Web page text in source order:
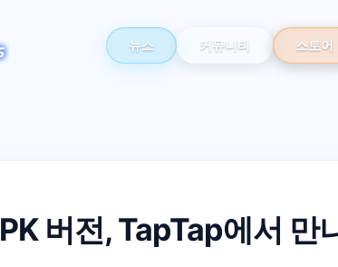
뉴스 커뮤니티 스토어
버전, TapTap에서 만